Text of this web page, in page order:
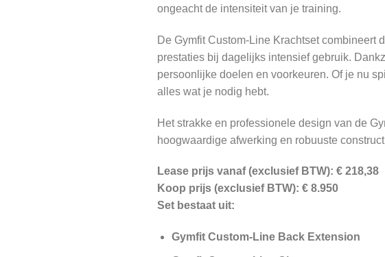
ongeacht de intensiteit van je training.
De Gymfit Custom-Line Krachtset combineert
prestaties bij dagelijks intensief gebruik.
persoonlijke doelen en voorkeuren. Of je nu
alles wat je nodig hebt.
Het strakke en professionele design van de
hoogwaardige afwerking en robuuste
Lease prijs vanaf (exclusief BTW): € 218,38
Koop prijs (exclusief BTW): € 8.950
Set bestaat uit:
Gymfit Custom-Line Back Extension